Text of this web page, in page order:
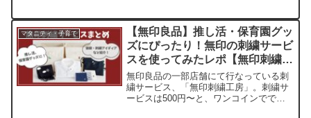
パ・ママから支持を得ていますが、ネッ
ト上では「てぃ先生って結婚している
の？」といった疑問を...
マタニティ・子育て
【無印良品】推し活・保育園グッ
ズにぴったり！無印の刺繍サービ
スを使ってみたレポ【無印刺繍工
房】
無印良品の一部店舗にて行なっている刺
繍サービス、「無印刺繍工房」。刺繍サ
ービスは500円〜と、ワンコインででき